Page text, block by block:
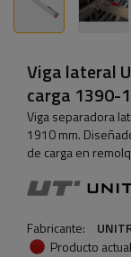
Viga lateral
carga 1390-
Viga separadora
1910 mm.
de carga en
Fabricante:
Producto